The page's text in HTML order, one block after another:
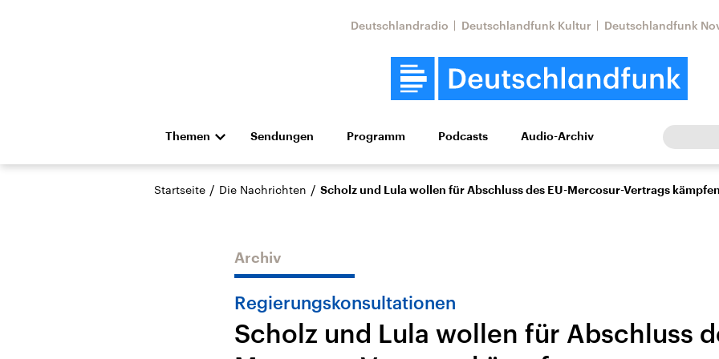
Deutschlandradio Deutschlandfunk Kultur Deutschlandfunk
Themen
Die Nachrichten Politik Wirtschaft Wissen Kultur Europa
Hörspiel und Feature Musik
Landtagswahl Sachsen-
USA
Nahostkonflikt
Iran
Sendungen Programm Podcasts Audio-Archiv
Startseite / Die Nachrichten / Scholz und Lula wollen für Abschluss des EU-Mercosur-Vertrags kämpfen
Archiv
Regierungskonsultationen
Scholz und Lula wollen für Abschluss